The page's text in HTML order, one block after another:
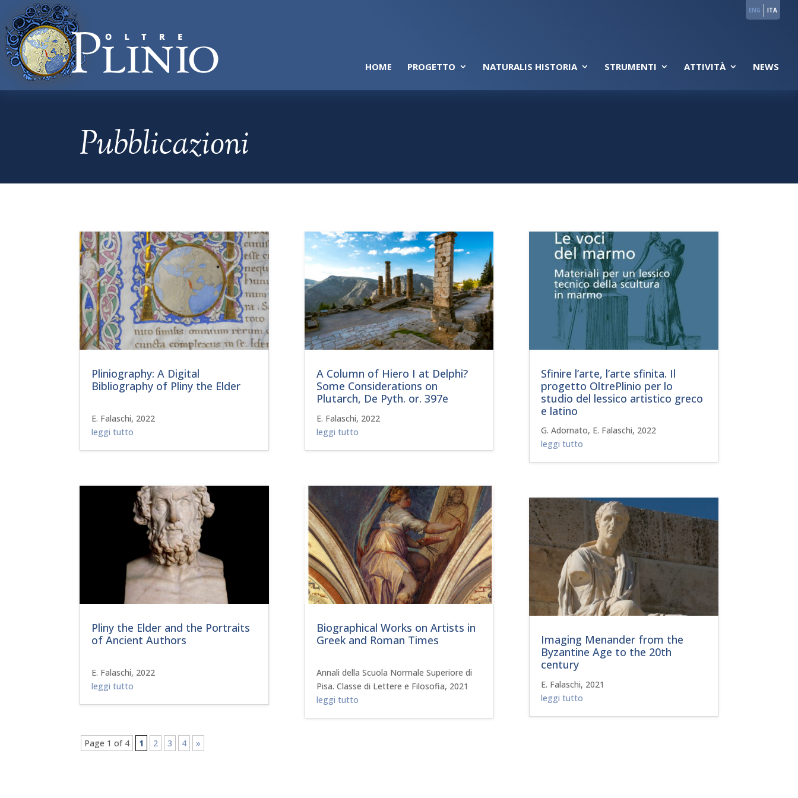
ENG ITA
HOME PROGETTO NATURALIS HISTORIA STRUMENTI ATTIVITÀ NEWS
Pubblicazioni
Pliniography: A Digital
Bibliography of Pliny the Elder
E. Falaschi, 2022
leggi tutto
Pliny the Elder and the Portraits
of Ancient Authors
E. Falaschi, 2022
leggi tutto
A Column of Hiero I at Delphi?
Some Considerations on
Plutarch, De Pyth. or. 397e
E. Falaschi, 2022
leggi tutto
Biographical Works on Artists in
Greek and Roman Times
Annali della Scuola Normale Superiore di
Pisa. Classe di Lettere e Filosofia, 2021
leggi tutto
Sfinire l’arte, l’arte sfinita. Il
progetto OltrePlinio per lo
studio del lessico artistico greco
e latino
G. Adornato, E. Falaschi, 2022
leggi tutto
Imaging Menander from the
Byzantine Age to the 20th
century
E. Falaschi, 2021
leggi tutto
Page 1 of 4 1 2 3 4 »